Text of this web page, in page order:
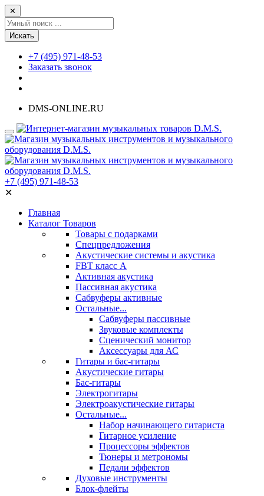
✕
Искать
+7 (495) 971-48-53
Заказать звонок
DMS-ONLINE.RU
+7 (495) 971-48-53
✕
Главная
Каталог Товаров
Товары с подарками
Спецпредложения
Акустические системы и акустика
FBT класс А
Активная акустика
Пассивная акустика
Сабвуферы активные
Остальные...
Сабвуферы пассивные
Звуковые комплекты
Сценический монитор
Аксессуары для АС
Гитары и бас-гитары
Акустические гитары
Бас-гитары
Электрогитары
Электроакустические гитары
Остальные...
Набор начинающего гитариста
Гитарное усиление
Процессоры эффектов
Тюнеры и метрономы
Педали эффектов
Духовые инструменты
Блок-флейты